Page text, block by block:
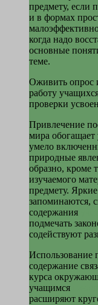
предмету, если
и в фор­мах
когда надо
основные
теме.
Оживить опрос
работу
проверки
Привлечение
мира обогащает
умело
природные
образно, кроме
изучаемого
предмету.
запоминаются,
содержания
подмечать
содейст­вуют
Использование
содержание
курса
учащимся
расширяют